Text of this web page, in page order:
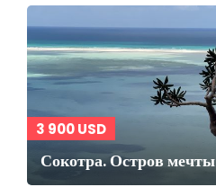
3 900 USD
Сокотра. Остров мечты